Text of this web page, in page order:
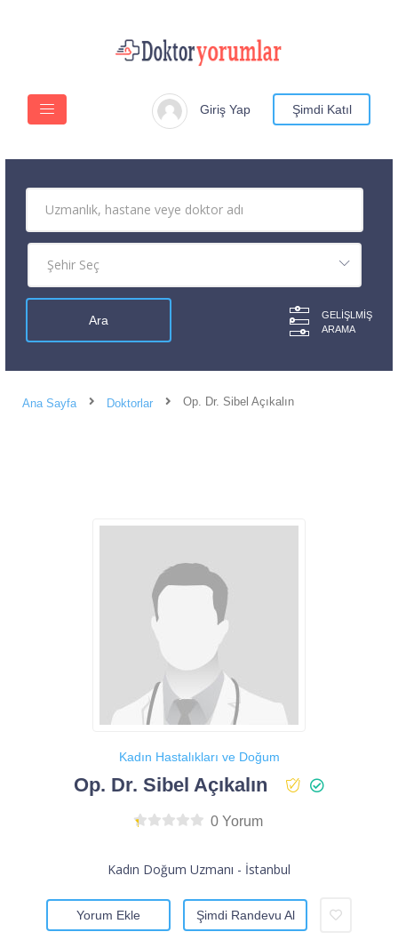
Giriş Yap Şimdi Katıl
GELIŞLMIŞ
ARAMA
Ana Sayfa Doktorlar Op. Dr. Sibel Açıkalın
Kadın Hastalıkları ve Doğum
Op. Dr. Sibel Açıkalın
0 Yorum
Kadın Doğum Uzmanı - İstanbul
Yorum Ekle Şimdi Randevu Al